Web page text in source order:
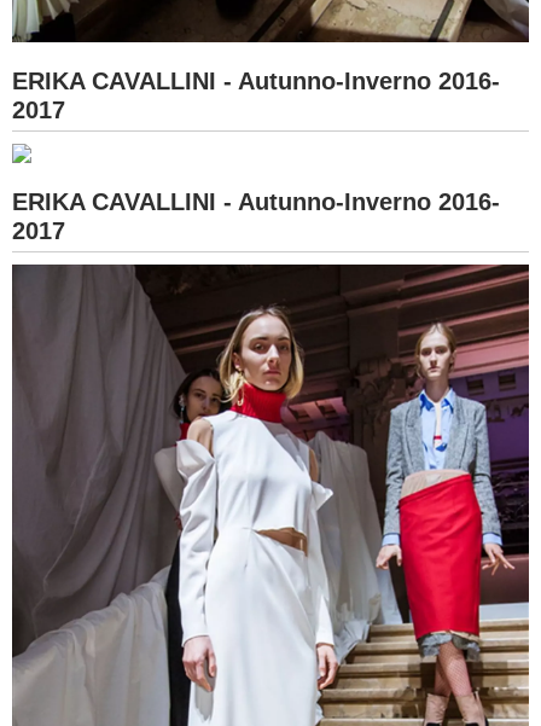
ERIKA CAVALLINI - Autunno-Inverno 2016-
2017
ERIKA CAVALLINI - Autunno-Inverno 2016-
2017